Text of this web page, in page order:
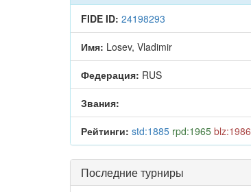
FIDE ID: 24198293
Имя: Losev, Vladimir
Федерация: RUS
Звания:
Рейтинги: std:1885 rpd:1965 blz:1986
Последние турниры